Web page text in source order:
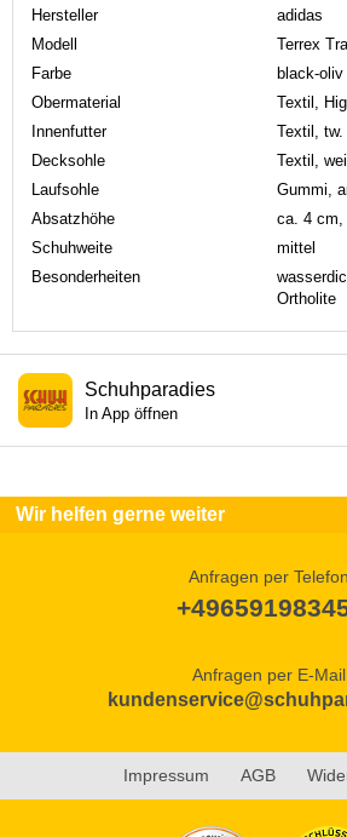
Hersteller
adidas
Modell
Terrex
Farbe
black-oliv
Obermaterial
Textil,
Innenfutter
Textil,
Decksohle
Textil,
Laufsohle
Gummi,
Absatzhöhe
ca. 4 cm,
Schuhweite
mittel
Besonderheiten
Ortholite
Schuhparadies
In App öffnen
Wir helfen gerne weiter
Anfragen per
Anfragen per E-
Impressum AGB